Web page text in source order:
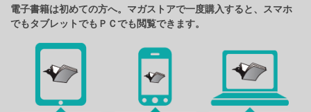
電子書籍は初めての方へ。マガストアで一度購入すると、スマホ
でもタブレットでもＰＣでも閲覧できます。